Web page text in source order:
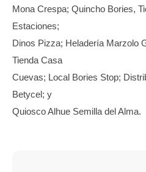
Mona Crespa; Quincho Bories,
Estaciones;
Dinos Pizza; Heladería Marzolo
Tienda Casa
Cuevas; Local Bories Stop;
Betycel; y
Quiosco Alhue Semilla del Alma.